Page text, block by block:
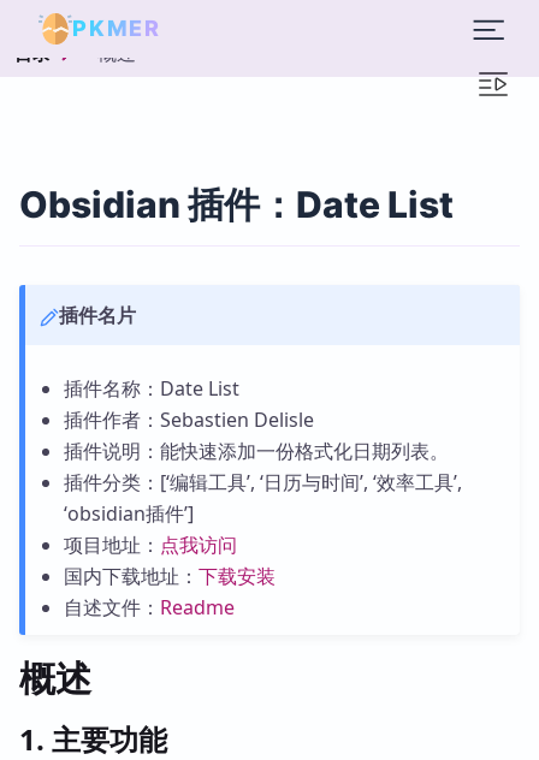
PKMER
目录 概述
Obsidian 插件：Date List
插件名片
插件名称：Date List
插件作者：Sebastien Delisle
插件说明：能快速添加一份格式化日期列表。
插件分类：[‘编辑工具’, ‘日历与时间’, ‘效率工具’,
‘obsidian插件’]
项目地址： 点我访问
国内下载地址： 下载安装
自述文件： Readme
概述
1. 主要功能